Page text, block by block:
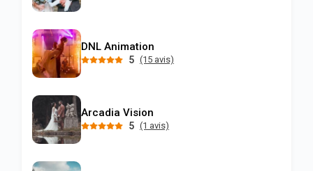
DNL Animation
5 (15 avis)
Arcadia Vision
5 (1 avis)